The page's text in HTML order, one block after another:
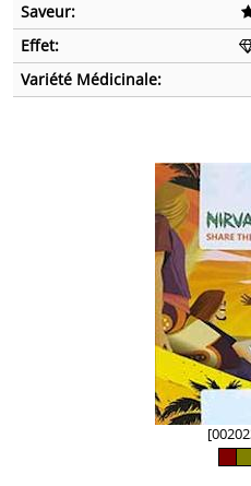
Saveur:
Effet:
Variété Médicinale: